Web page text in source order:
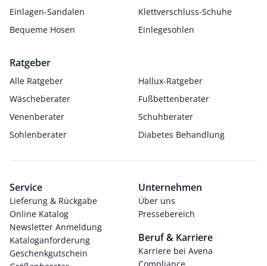
Einlagen-Sandalen
Klettverschluss-Schuhe
Bequeme Hosen
Einlegesohlen
Ratgeber
Alle Ratgeber
Hallux-Ratgeber
Wäscheberater
Fußbettenberater
Venenberater
Schuhberater
Sohlenberater
Diabetes Behandlung
Service
Lieferung & Rückgabe
Online Katalog
Newsletter Anmeldung
Kataloganforderung
Geschenkgutschein
Unternehmen
Über uns
Pressebereich
Beruf & Karriere
Karriere bei Avena